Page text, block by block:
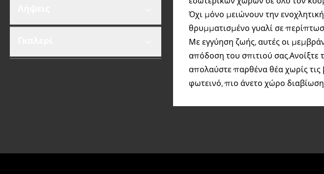
Όχι μόνο μειώνουν την
θρυμματισμένο γυαλί σε
Με εγγύηση ζωής, αυτές οι
απόδοση του σπιτιού
απολαύστε παρθένα θέα χωρίς τις
φωτεινό, πιο άνετο χώρο